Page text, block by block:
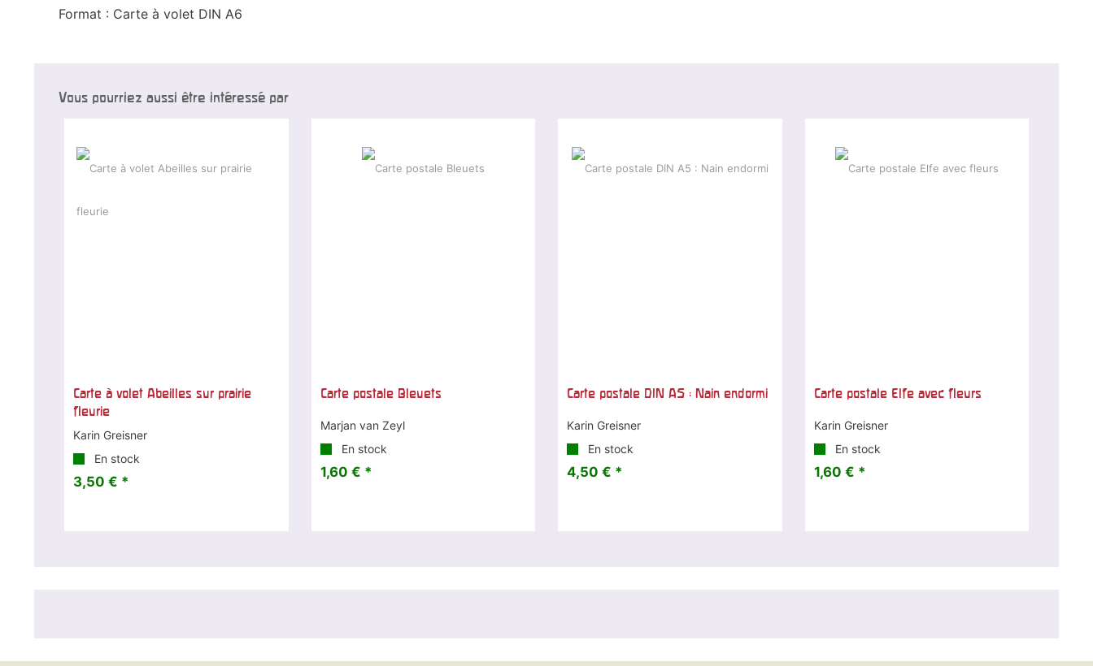
Format : Carte à volet DIN A6
Vous pourriez aussi être intéressé par
Carte à volet Abeilles sur prairie
fleurie
Karin Greisner
En stock
3,50 € *
Carte postale Bleuets
Marjan van Zeyl
En stock
1,60 € *
Carte postale DIN A5 : Nain endormi
Karin Greisner
En stock
4,50 € *
Carte postale Elfe avec fleurs
Karin Greisner
En stock
1,60 € *